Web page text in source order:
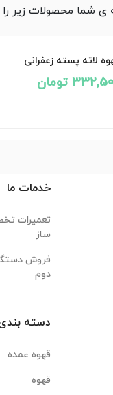
شما محصولات زیر را
لاته پسته زعفرانی
تومان
خدمات ما
تعمیرات
ساز
فروش
دوم
دسته
قهوه عمده
قهوه